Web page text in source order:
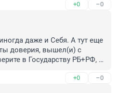
+0 –0
даже и Себя. А тут еще
доверия, вышел(и) с
в Государству РБ+РФ,
+0 –0